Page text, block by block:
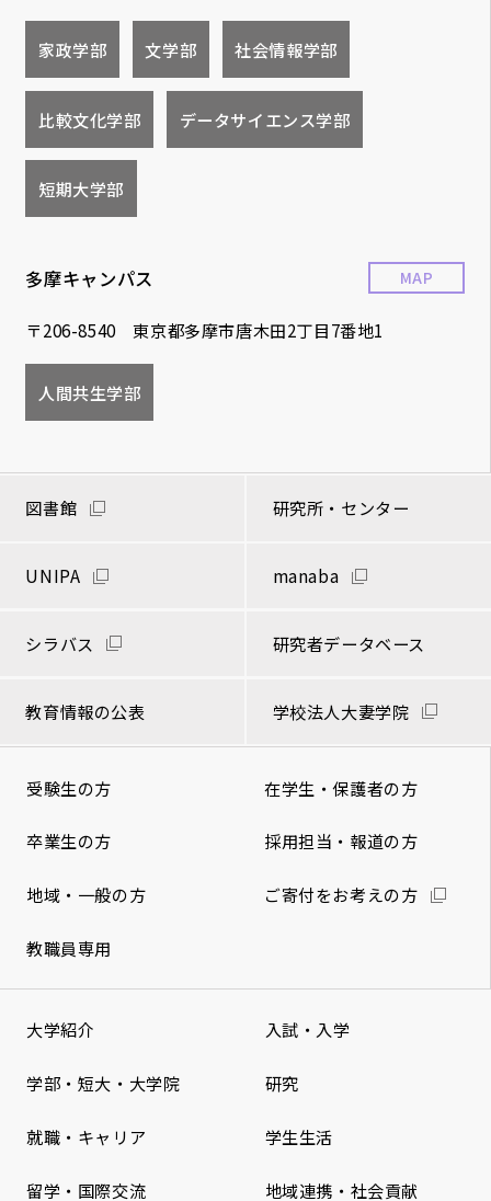
家政学部 文学部 社会情報学部
比較文化学部 データサイエンス学部
短期大学部
多摩キャンパス
〒206-8540 東京都多摩市唐木田2丁目7番地1
MAP
人間共生学部
図書館 研究所・センター
UNIPA manaba
シラバス 研究者データベース
教育情報の公表 学校法人大妻学院
受験生の方 在学生・保護者の方
卒業生の方 採用担当・報道の方
地域・一般の方 ご寄付をお考えの方
教職員専用
大学紹介 入試・入学
学部・短大・大学院 研究
就職・キャリア 学生生活
留学・国際交流 地域連携・社会貢献